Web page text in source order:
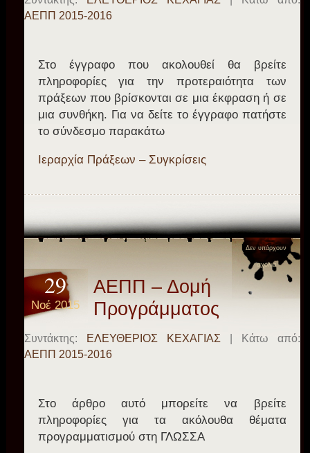
ΑΕΠΠ 2015-2016
Στο έγγραφο που ακολουθεί θα βρείτε
πληροφορίες για την προτεραιότητα των
πράξεων που βρίσκονται σε μια έκφραση ή σε
μια συνθήκη. Για να δείτε το έγγραφο πατήστε
το σύνδεσμο παρακάτω
Ιεραρχία Πράξεων – Συγκρίσεις
Δεν υπάρχουν
σχόλια
29
Νοέ 2015
ΑΕΠΠ – Δομή
Προγράμματος
Συντάκτης: ΕΛΕΥΘΕΡΙΟΣ ΚΕΧΑΓΙΑΣ | Κάτω από:
ΑΕΠΠ 2015-2016
Στο άρθρο αυτό μπορείτε να βρείτε
πληροφορίες για τα ακόλουθα θέματα
προγραμματισμού στη ΓΛΩΣΣΑ